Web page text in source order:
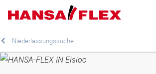
Niederlassungssuche